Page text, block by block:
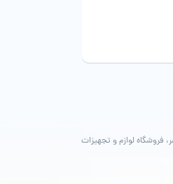
فروشگاه لوازم و تجهیزات